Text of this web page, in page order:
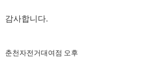
감사합니다.
춘천자전거대여점 오후